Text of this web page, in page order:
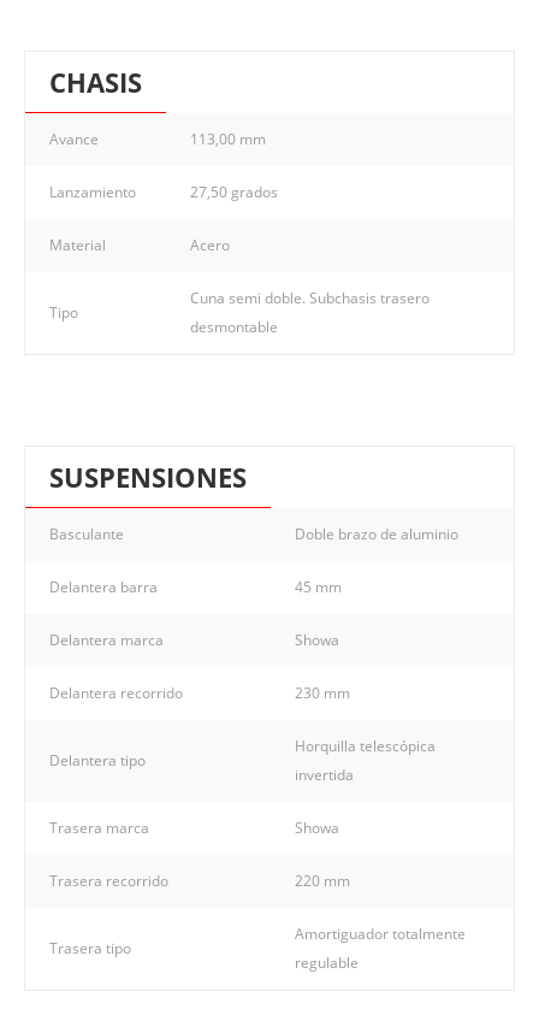
CHASIS
Avance 113,00 mm
Lanzamiento 27,50 grados
Material Acero
Tipo
Cuna semi doble. Subchasis trasero
desmontable
SUSPENSIONES
Basculante Doble brazo de aluminio
Delantera barra 45 mm
Delantera marca Showa
Delantera recorrido 230 mm
Delantera tipo
Horquilla telescópica
invertida
Trasera marca Showa
Trasera recorrido 220 mm
Trasera tipo
Amortiguador totalmente
regulable